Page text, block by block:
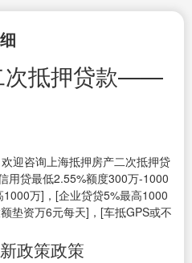
次抵押贷款——
欢迎咨询上海抵押房产二次抵押贷
用贷最低2.55%额度300万-1000
万]，[企业贷贷5%最高1000
垫资万6元每天]，[车抵GPS或不
政策政策